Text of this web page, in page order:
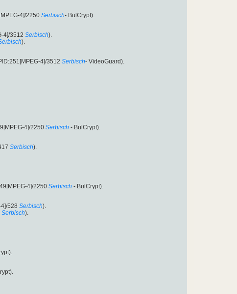
4]/2250 Serbisch- BulCrypt).
4]/3512 Serbisch).
).
4]/3512 Serbisch- VideoGuard).
4]/2250 Serbisch - BulCrypt).
Serbisch).
4]/2250 Serbisch - BulCrypt).
528 Serbisch).
Serbisch).